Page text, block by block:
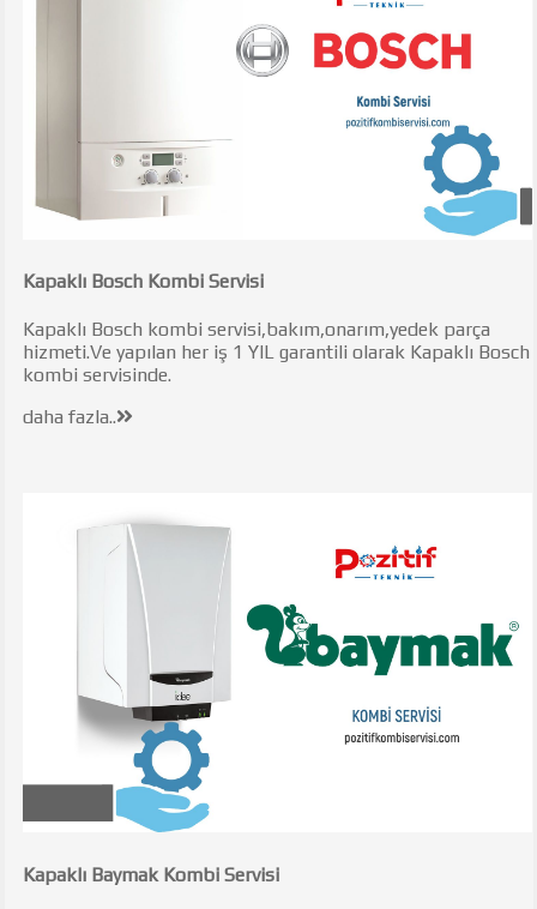
Kapaklı Bosch Kombi Servisi
Kapaklı Bosch kombi servisi,bakım,onarım,yedek parça
hizmeti.Ve yapılan her iş 1 YIL garantili olarak Kapaklı Bosch
kombi servisinde.
daha fazla..
Kapaklı Baymak Kombi Servisi